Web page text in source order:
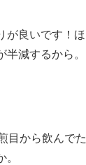
良いです！
減するから。
目から飲んで